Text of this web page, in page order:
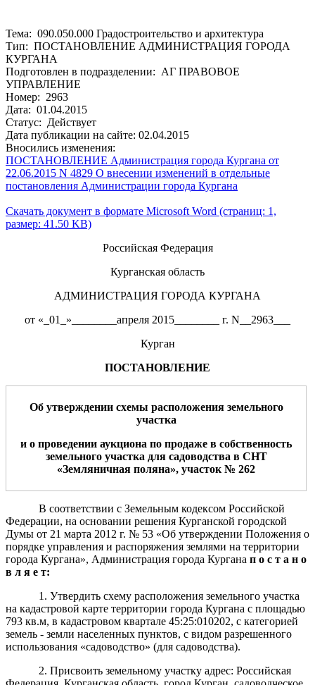
Тема: 090.050.000 Градостроительство и архитектура
Тип: ПОСТАНОВЛЕНИЕ АДМИНИСТРАЦИЯ ГОРОДА
КУРГАНА
Подготовлен в подразделении: АГ ПРАВОВОЕ
УПРАВЛЕНИЕ
Номер: 2963
Дата: 01.04.2015
Статус: Действует
Дата публикации на сайте: 02.04.2015
Вносились изменения:
ПОСТАНОВЛЕНИЕ Администрация города Кургана от
22.06.2015 N 4829 О внесении изменений в отдельные
постановления Администрации города Кургана
Скачать документ в формате Microsoft Word (страниц: 1,
размер: 41.50 KB)
Российская Федерация
Курганская область
АДМИНИСТРАЦИЯ ГОРОДА КУРГАНА
от «_01_»________апреля 2015________ г. N__2963___
Курган
ПОСТАНОВЛЕНИЕ
Об утверждении схемы расположения земельного
участка
и о проведении аукциона по продаже в собственность
земельного участка для садоводства в СНТ
«Земляничная поляна», участок № 262
В соответствии с Земельным кодексом Российской
Федерации, на основании решения Курганской городской
Думы от 21 марта 2012 г. № 53 «Об утверждении Положения о
порядке управления и распоряжения землями на территории
города Кургана», Администрация города Кургана п о с т а н о
в л я е т:
1. Утвердить схему расположения земельного участка
на кадастровой карте территории города Кургана с площадью
793 кв.м, в кадастровом квартале 45:25:010202, с категорией
земель - земли населенных пунктов, с видом разрешенного
использования «садоводство» (для садоводства).
2. Присвоить земельному участку адрес: Российская